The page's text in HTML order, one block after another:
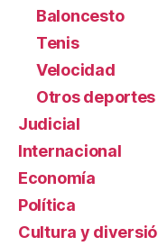
Baloncesto
Tenis
Velocidad
Otros deportes
Judicial
Internacional
Economía
Política
Cultura y